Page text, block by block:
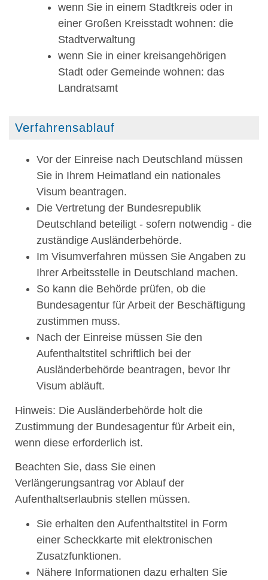
wenn Sie in einem Stadtkreis oder in
einer Großen Kreisstadt wohnen: die
Stadtverwaltung
wenn Sie in einer kreisangehörigen
Stadt oder Gemeinde wohnen: das
Landratsamt
Verfahrensablauf
Vor der Einreise nach Deutschland müssen
Sie in Ihrem Heimatland ein nationales
Visum beantragen.
Die Vertretung der Bundesrepublik
Deutschland beteiligt - sofern notwendig - die
zuständige Ausländerbehörde.
Im Visumverfahren müssen Sie Angaben zu
Ihrer Arbeitsstelle in Deutschland machen.
So kann die Behörde prüfen, ob die
Bundesagentur für Arbeit der Beschäftigung
zustimmen muss.
Nach der Einreise müssen Sie den
Aufenthaltstitel schriftlich bei der
Ausländerbehörde beantragen, bevor Ihr
Visum abläuft.
Hinweis: Die Ausländerbehörde holt die
Zustimmung der Bundesagentur für Arbeit ein,
wenn diese erforderlich ist.
Beachten Sie, dass Sie einen
Verlängerungsantrag vor Ablauf der
Aufenthaltserlaubnis stellen müssen.
Sie erhalten den Aufenthaltstitel in Form
einer Scheckkarte mit elektronischen
Zusatzfunktionen.
Nähere Informationen dazu erhalten Sie